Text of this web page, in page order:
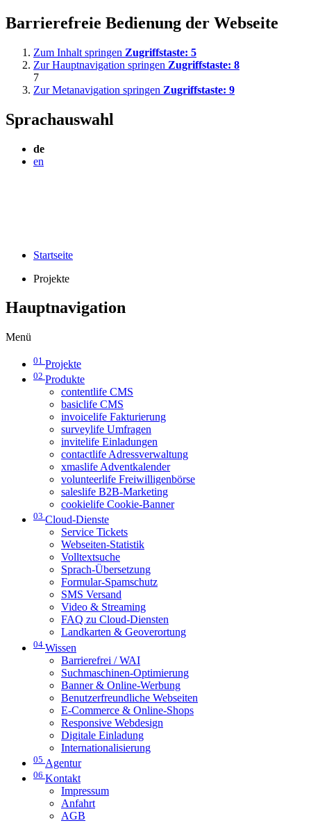
Barrierefreie Bedienung der Webseite
Zum Inhalt springen Zugriffstaste: 5
Zur Hauptnavigation springen Zugriffstaste: 8
7
Zur Metanavigation springen Zugriffstaste: 9
Sprachauswahl
de
en
Startseite
Projekte
Hauptnavigation
Menü
01 Projekte
02 Produkte
contentlife CMS
basiclife CMS
invoicelife Fakturierung
surveylife Umfragen
invitelife Einladungen
contactlife Adressverwaltung
xmaslife Adventkalender
volunteerlife Freiwilligenbörse
saleslife B2B-Marketing
cookielife Cookie-Banner
03 Cloud-Dienste
Service Tickets
Webseiten-Statistik
Volltextsuche
Sprach-Übersetzung
Formular-Spamschutz
SMS Versand
Video & Streaming
FAQ zu Cloud-Diensten
Landkarten & Geoverortung
04 Wissen
Barrierefrei / WAI
Suchmaschinen-Optimierung
Banner & Online-Werbung
Benutzerfreundliche Webseiten
E-Commerce & Online-Shops
Responsive Webdesign
Digitale Einladung
Internationalisierung
05 Agentur
06 Kontakt
Impressum
Anfahrt
AGB